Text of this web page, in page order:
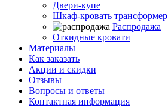
Двери-купе
Шкаф-кровать трансформер
Распродажа
Откидные кровати
Материалы
Как заказать
Акции и скидки
Отзывы
Вопросы и ответы
Контактная информация